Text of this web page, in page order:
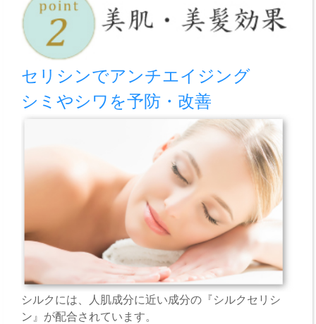
セリシンでアンチエイジング
シミやシワを予防・改善
シルクには、人肌成分に近い成分の『シルクセリシ
ン』が配合されています。